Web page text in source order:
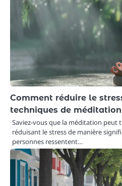
Comment réduire le
techniques de
Saviez-vous que la méditation peut
réduisant le stress de manière
personnes ressentent…